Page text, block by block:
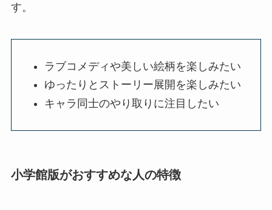
す。
ラブコメディや美しい絵柄を楽しみたい
ゆったりとストーリー展開を楽しみたい
キャラ同士のやり取りに注目したい
小学館版がおすすめな人の特徴